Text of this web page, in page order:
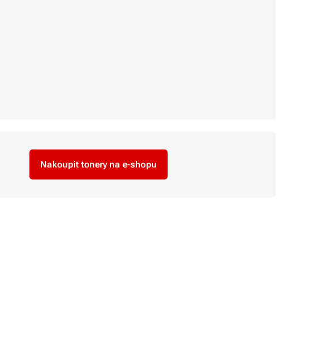
Nakoupit tonery na e-shopu